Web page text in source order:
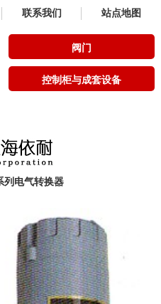
联系我们 站点地图
阀门
控制柜与成套设备
列电气转换器